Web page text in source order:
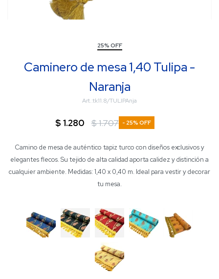
25% OFF
Caminero de mesa 1,40 Tulipa -
Naranja
tk11.8/TULIPAnja
$ 1.280 $1.707 25
Camino de mesa de auténtico tapiz turco con diseños exclusivos y
elegantes flecos. Su tejido de alta calidad aporta calidez y distinción a
cualquier ambiente. Medidas: 1,40 x 0,40 m. Ideal para vestir y decorar
tu mesa.